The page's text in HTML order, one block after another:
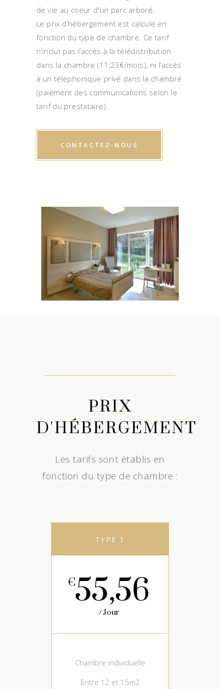
de vie au coeur d'un parc arboré.
Le prix d’hébergement est calculé en
fonction du type de chambre. Ce tarif
n’inclut pas l’accès à la télédistribution
dans la chambre (11,23€/mois), ni l’accès
à un téléphonique privé dans la chambre
(paiement des communications selon le
tarif du prestataire).
CONTACTEZ-NOUS
PRIX
D'HÉBERGEMENT
Les tarifs sont établis en
fonction du type de chambre :
TYPE 1
€55,56
Jour
Chambre individuelle
Entre 12 et 15m2